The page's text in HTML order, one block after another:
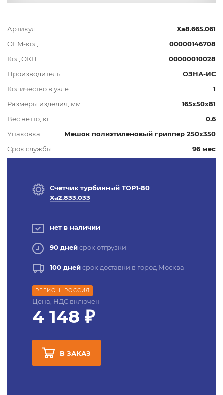
Артикул
Ха8.665.061
OEM-код
00000146708
Код ОКП
00000010028
Производитель
ОЗНА-ИС
Количество в узле
1
Размеры изделия, мм
165x50x81
Вес нетто, кг
0.6
Упаковка
Мешок полиэтиленовый гриппер 250х350
Срок службы
96 мес
Счетчик турбинный ТОР1-80
Ха2.833.033
нет в наличии
90 днейсрок отгрузки
100 днейсрок доставки в город Москва
РЕГИОН: РОССИЯ
Цена, НДС включен
4 148 ₽
В ЗАКАЗ